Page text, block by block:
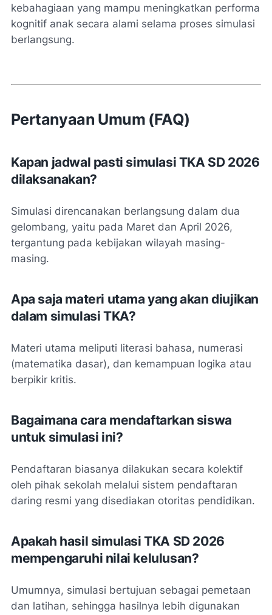
kebahagiaan yang mampu meningkatkan performa
kognitif anak secara alami selama proses simulasi
berlangsung.
Pertanyaan Umum (FAQ)
Kapan jadwal pasti simulasi TKA SD 2026
dilaksanakan?
Simulasi direncanakan berlangsung dalam dua
gelombang, yaitu pada Maret dan April 2026,
tergantung pada kebijakan wilayah masing-
masing.
Apa saja materi utama yang akan diujikan
dalam simulasi TKA?
Materi utama meliputi literasi bahasa, numerasi
(matematika dasar), dan kemampuan logika atau
berpikir kritis.
Bagaimana cara mendaftarkan siswa
untuk simulasi ini?
Pendaftaran biasanya dilakukan secara kolektif
oleh pihak sekolah melalui sistem pendaftaran
daring resmi yang disediakan otoritas pendidikan.
Apakah hasil simulasi TKA SD 2026
mempengaruhi nilai kelulusan?
Umumnya, simulasi bertujuan sebagai pemetaan
dan latihan, sehingga hasilnya lebih digunakan